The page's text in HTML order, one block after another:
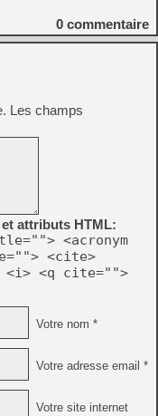
0 commentaire
Les champs
attributs HTML:
<acronym
<cite>
<i> <q cite="">
Votre nom *
Votre adresse email *
Votre site internet